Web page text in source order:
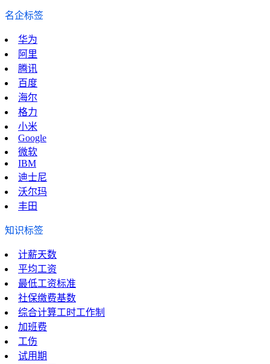
名企标签
华为
阿里
腾讯
百度
海尔
格力
小米
Google
微软
IBM
迪士尼
沃尔玛
丰田
知识标签
计薪天数
平均工资
最低工资标准
社保缴费基数
综合计算工时工作制
加班费
工伤
试用期